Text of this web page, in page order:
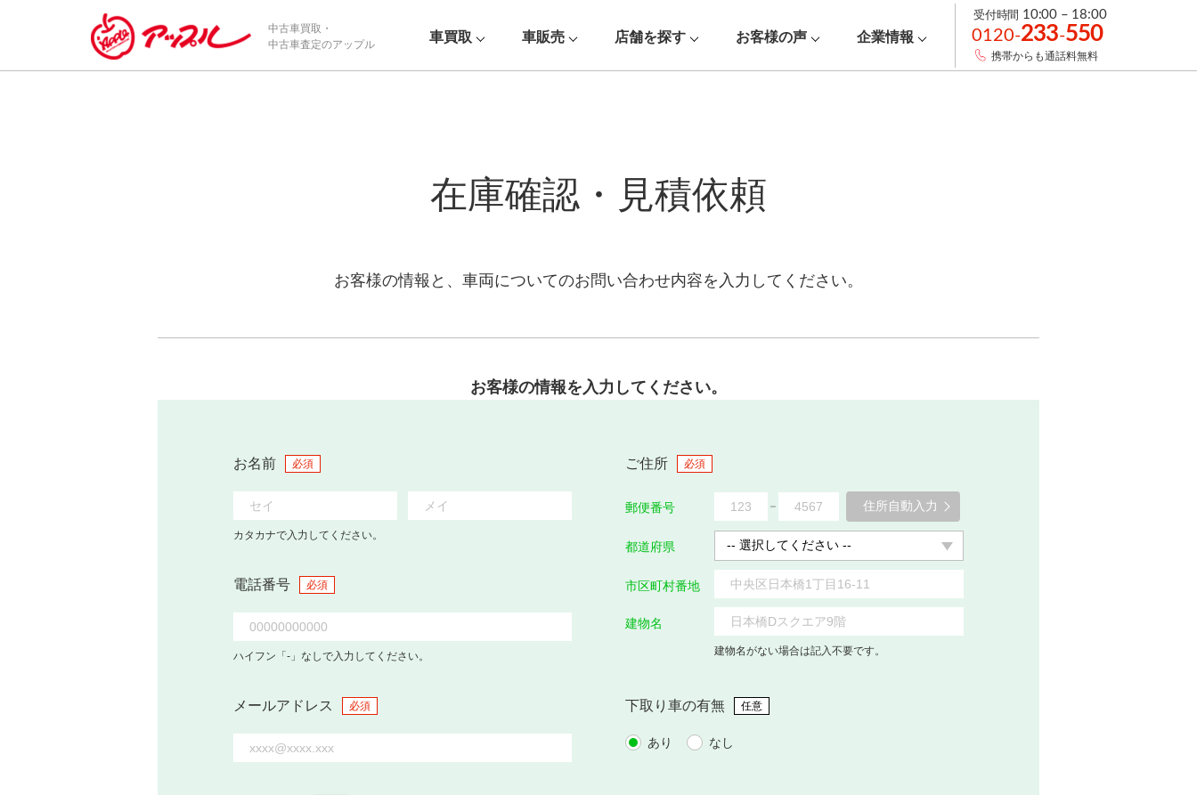
中古車買取・
中古車査定のアップル
車買取 車販売 店舗を探す お客様の声 企業情報
受付時間 10:00 – 18:00
0120-233-550
携帯からも通話料無料
在庫確認・見積依頼
お客様の情報と、車両についてのお問い合わせ内容を入力してください。
お客様の情報を入力してください。
お名前 必須
カタカナで入力してください。
ご住所 必須
郵便番号 住所自動入力
都道府県
市区町村番地
建物名
建物名がない場合は記入不要です。
電話番号 必須
ハイフン「-」なしで入力してください。
メールアドレス 必須 下取り車の有無 任意
あり なし